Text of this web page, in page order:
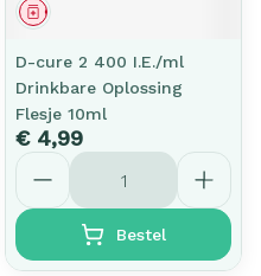
Geneesmiddel
D-cure 2 400 I.E./ml
Drinkbare Oplossing
Flesje 10ml
€ 4,99
Aantal
Bestel